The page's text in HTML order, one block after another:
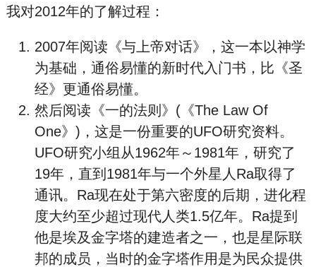
我对2012年的了解过程：
2007年阅读《与上帝对话》，这一本以神学
为基础，通俗易懂的新时代入门书，比《圣
经》更通俗易懂。
然后阅读《一的法则》(《The Law Of
One》)，这是一份重要的UFO研究资料。
UFO研究小组从1962年～1981年，研究了
19年，直到1981年与一个外星人Ra取得了
通讯。Ra现在处于第六密度的后期，进化程
度大约至少超过现代人类1.5亿年。Ra提到
他是埃及金字塔的建造者之一，也是星际联
邦的成员，当时的金字塔作用是为民众提供